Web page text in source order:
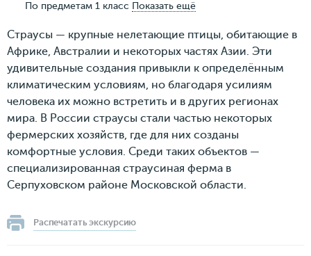
По предметам 1 класс Показать ещё
Страусы — крупные нелетающие птицы, обитающие в
Африке, Австралии и некоторых частях Азии. Эти
удивительные создания привыкли к определённым
климатическим условиям, но благодаря усилиям
человека их можно встретить и в других регионах
мира. В России страусы стали частью некоторых
фермерских хозяйств, где для них созданы
комфортные условия. Среди таких объектов —
специализированная страусиная ферма в
Серпуховском районе Московской области.
Распечатать экскурсию